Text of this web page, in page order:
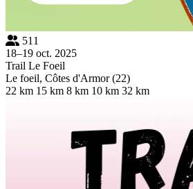
511
18–19 oct. 2025
Trail Le Foeil
Le foeil, Côtes d'Armor (22)
22 km 15 km 8 km 10 km 32 km